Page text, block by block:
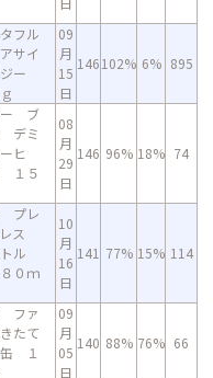
フル
サイ
ー
09
月
15
日
146102% 6% 895
ー ブ
デミ
ヒ
１５
08
月
29
日
146 96% 18% 74
プレ
ス
ル
０ｍ
10
月
16
日
141 77% 15% 114
ファ
たて
１
09
月
05
日
140 88% 76% 66